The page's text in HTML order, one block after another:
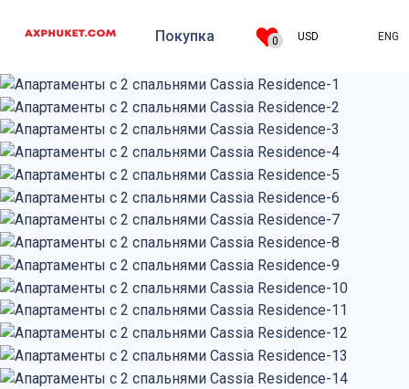
Покупка
Аренда
Добавить на
сайт
О компании
Регистрация
0 USD ENG